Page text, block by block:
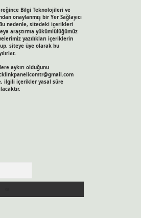
Bilgi Teknolojileri ve
onaylanmış bir Yer Sağlayıcı
nedenle, sitedeki içerikleri
araştırma yükümlülüğümüz
yazdıkları içeriklerin
siteye üye olarak bu
aykırı olduğunu
ilgili içerikler yasal süre